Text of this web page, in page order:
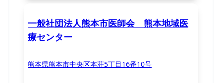
一般社団法人熊本市医師会 熊本地域医
療センター
熊本県熊本市中央区本荘5丁目16番10号